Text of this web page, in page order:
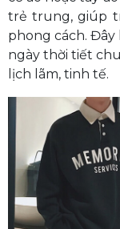
trẻ trung, giúp
phong cách.
ngày thời tiết
lịch lãm, tinh tế.